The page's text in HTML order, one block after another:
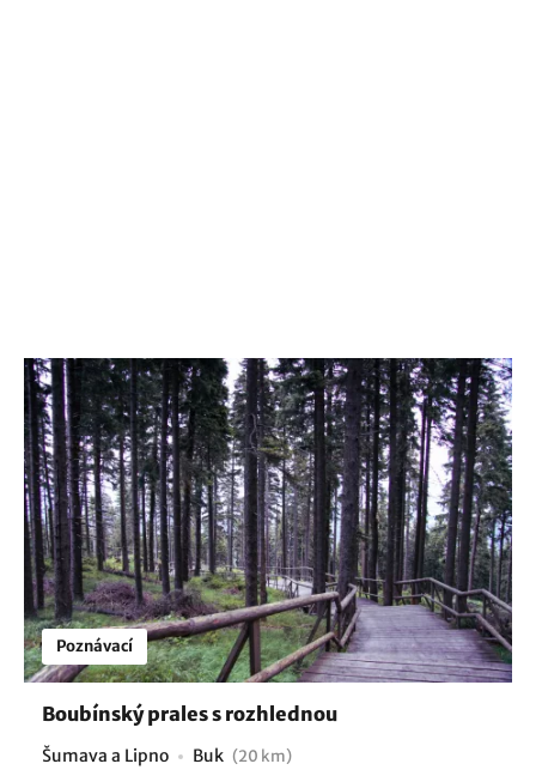
Poznávací
Boubínský prales s rozhlednou
Šumava a Lipno Buk (20 km)